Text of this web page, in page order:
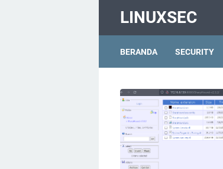
LINUXSEC
BERANDA SECURITY